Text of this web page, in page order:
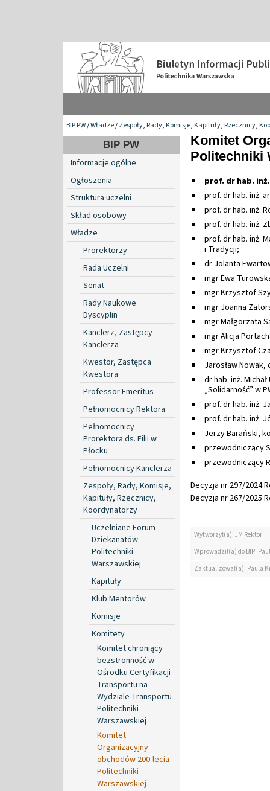
BIP PW/Władze/Zespoły, Rady, Komisje, Kapituły, Rzecznicy,
BIP PW
Informacje ogólne
Ogłoszenia
Struktura uczelni
Skład osobowy
Władze
Prorektorzy
Rada Uczelni
Senat
Rady Naukowe
Dyscyplin
Kanclerz, Zastępcy
Kanclerza
Kwestor, Zastępca
Kwestora
Professor Emeritus
Pełnomocnicy Rektora
Pełnomocnicy
Prorektora ds. Filii w
Płocku
Pełnomocnicy Kanclerza
Zespoły, Rady, Komisje,
Kapituły, Rzecznicy,
Koordynatorzy
Uczelniane Forum
Dziekanatów
Politechniki
Warszawskiej
Kapituły
Klub Mentorów
Komisje
Komitety
Komitet chroniący
bezstronność w
Ośrodku Certyfikacji
Transportu na
Wydziale Transportu
Politechniki
Warszawskiej
Komitet
Organizacyjny
obchodów 200-lecia
Politechniki
Warszawskiej
Komitet
Politechniki
prof. dr hab.
prof. dr hab. inż.
prof. dr hab. inż.
prof. dr hab. inż.
prof. dr hab. inż.
i Tradycji;
dr Jolanta
mgr Ewa
mgr Krzysztof
mgr Joanna
mgr Małgorzata
mgr Alicja
mgr Krzysztof
Jarosław
dr hab. inż.
„Solidarność” w
prof. dr hab. inż.
prof. dr hab. inż.
Jerzy Barański,
przewodniczący
przewodniczący
Decyzja nr 297/2024
Decyzja nr 267/2025
Wytworzył(a): JM Rektor
Wprowadził(a) do BIP:
Zaktualizował(a): Paula